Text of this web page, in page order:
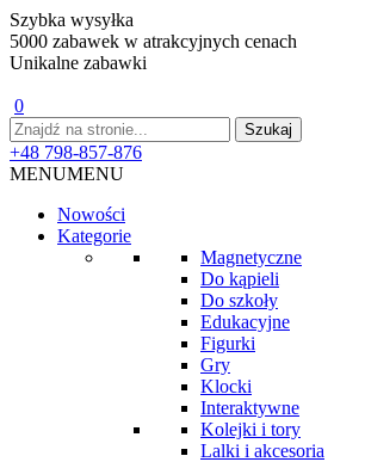
Szybka wysyłka
5000 zabawek w atrakcyjnych cenach
Unikalne zabawki
0
+48 798-857-876
MENUMENU
Nowości
Kategorie
Magnetyczne
Do kąpieli
Do szkoły
Edukacyjne
Figurki
Gry
Klocki
Interaktywne
Kolejki i tory
Lalki i akcesoria